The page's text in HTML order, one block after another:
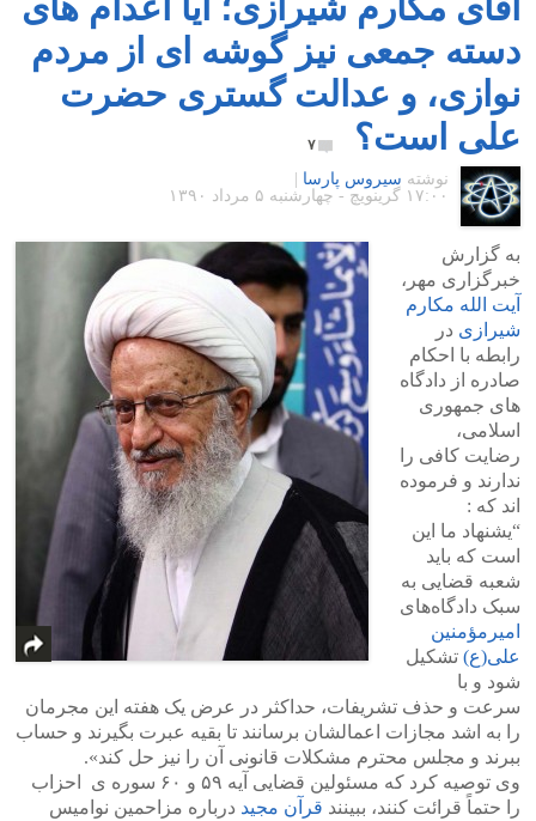
دسته جمعی نیز گوشه ای از مردم
نوازی، و عدالت گستری حضرت
علی است؟
۷
نوشته سیروس پارسا
۱۷:۰۰ گرينويچ - چهارشنبه ۵ مرداد ۱۳۹۰
به گزارش
خبرگزاری مهر،
آیت الله مکارم
شیرازی در
رابطه با احکام
صادره از دادگاه
های جمهوری
اسلامی،
رضایت کافی را
ندارند و فرموده
اند که :
“یشنهاد ما این
است که باید
شعبه قضایی به
سبک دادگاه‌های
امیرمؤمنین
علی(ع) تشکیل
شود و با
سرعت و حذف تشریفات، حداکثر در عرض یک هفته این مجرمان
را به اشد مجازات اعمالشان برسانند تا بقیه عبرت بگیرند و حساب
ببرند و مجلس محترم مشکلات قانونی آن را نیز حل کند».
وی توصیه کرد که مسئولین قضایی آیه ۵۹ و ۶۰ سوره ی احزاب
را حتماً قرائت کنند، ببینند قرآن مجید درباره مزاحمین نوامیس